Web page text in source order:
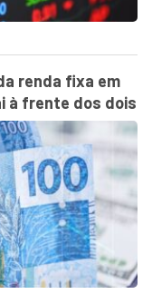
renda fixa em
à frente dos dois